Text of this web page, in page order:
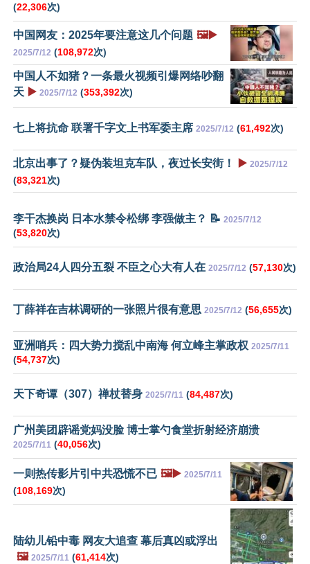
(22,306次)
中国网友：2025年要注意这几个问题 🖼️▶️
2025/7/12 (108,972次)
中国人不如猪？一条最火视频引爆网络吵翻
天 ▶️ 2025/7/12 (353,392次)
七上将抗命 联署千字文上书军委主席 2025/7/12 (61,492次)
北京出事了？疑伪装坦克车队，夜过长安街！ ▶️ 2025/7/12
(83,321次)
李干杰换岗 日本水禁令松绑 李强做主？ 📝 2025/7/12
(53,820次)
政治局24人四分五裂 不臣之心大有人在 2025/7/12 (57,130次)
丁薛祥在吉林调研的一张照片很有意思 2025/7/12 (56,655次)
亚洲哨兵：四大势力搅乱中南海 何立峰主掌政权 2025/7/11
(54,737次)
天下奇谭（307）禅杖替身 2025/7/11 (84,487次)
广州美团辟谣党妈没脸 博士掌勺食堂折射经济崩溃
2025/7/11 (40,056次)
一则热传影片引中共恐慌不已 🖼️▶️ 2025/7/11
(108,169次)
陆幼儿铅中毒 网友大追查 幕后真凶或浮出
🖼️ 2025/7/11 (61,414次)